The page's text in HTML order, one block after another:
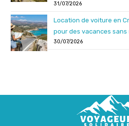
31/07/2026
Location de voiture en
pour des vacances
30/07/2026